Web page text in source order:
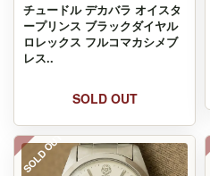
チュードル デカバラ オイスタ
ープリンス ブラックダイヤル
ロレックス フルコマカシメブ
レス..
SOLD OUT
SOLD OUT